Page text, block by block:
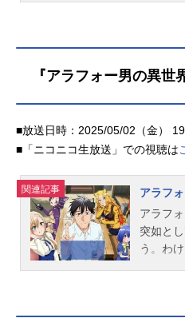
主題歌
付時間
の我が
たはず
は、理
ターは
て心で
ごして
待って
れど、
『アラフォー男の異世
■放送日時：2025/05/02（金）
■「ニコニコ生放送」での視聴は
関連記事
アラフ
アラフ
突如と
う。わ
換金し